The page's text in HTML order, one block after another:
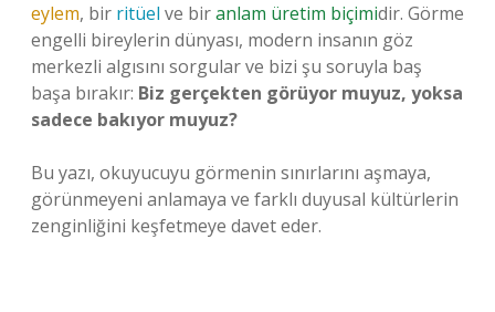
eylem, bir ritüel ve biranlam üretim biçimidir. Görme
engelli bireylerin dünyası, modern insanın göz
merkezli algısını sorgular ve bizi şu soruyla baş
başa bırakır: Biz gerçekten görüyor muyuz, yoksa
sadece bakıyor muyuz?
Bu yazı, okuyucuyu görmenin sınırlarını aşmaya,
görünmeyeni anlamaya ve farklı duyusal kültürlerin
zenginliğini keşfetmeye davet eder.